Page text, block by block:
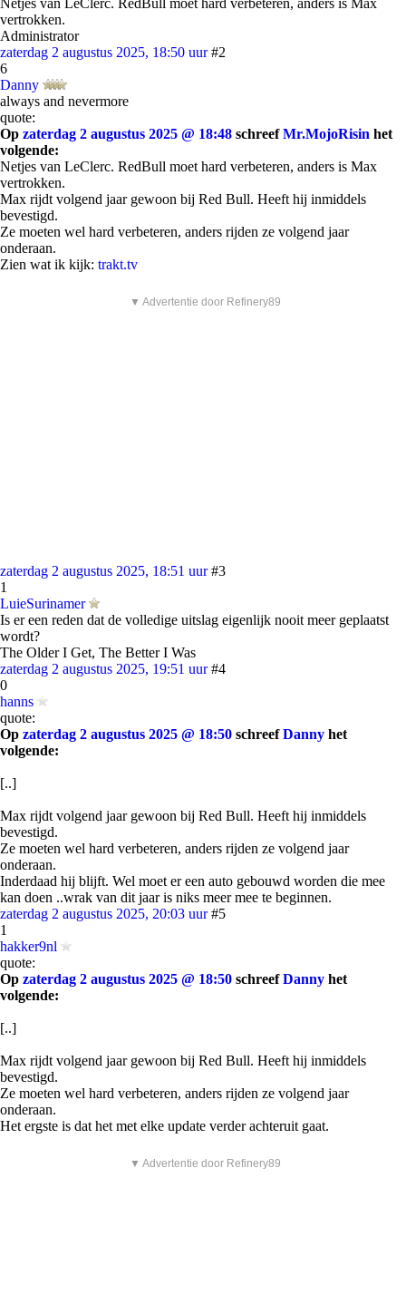
Netjes van LeClerc. RedBull moet hard verbeteren, anders is Max
vertrokken.
Administrator
zaterdag 2 augustus 2025, 18:50 uur #2
6
Danny
always and nevermore
quote:
Op zaterdag 2 augustus 2025 @ 18:48 schreefMr.MojoRisin het
volgende:
Netjes van LeClerc. RedBull moet hard verbeteren, anders is Max
vertrokken.
Max rijdt volgend jaar gewoon bij Red Bull. Heeft hij inmiddels
bevestigd.
Ze moeten wel hard verbeteren, anders rijden ze volgend jaar
onderaan.
Zien wat ik kijk: trakt.tv
▼ Advertentie door Refinery89
zaterdag 2 augustus 2025, 18:51 uur #3
1
LuieSurinamer
Is er een reden dat de volledige uitslag eigenlijk nooit meer geplaatst
wordt?
The Older I Get, The Better I Was
zaterdag 2 augustus 2025, 19:51 uur #4
0
hanns
quote:
Op zaterdag 2 augustus 2025 @ 18:50 schreefDanny het
volgende:
[..]
Max rijdt volgend jaar gewoon bij Red Bull. Heeft hij inmiddels
bevestigd.
Ze moeten wel hard verbeteren, anders rijden ze volgend jaar
onderaan.
Inderdaad hij blijft. Wel moet er een auto gebouwd worden die mee
kan doen ..wrak van dit jaar is niks meer mee te beginnen.
zaterdag 2 augustus 2025, 20:03 uur #5
1
hakker9nl
quote:
Op zaterdag 2 augustus 2025 @ 18:50 schreefDanny het
volgende:
[..]
Max rijdt volgend jaar gewoon bij Red Bull. Heeft hij inmiddels
bevestigd.
Ze moeten wel hard verbeteren, anders rijden ze volgend jaar
onderaan.
Het ergste is dat het met elke update verder achteruit gaat.
▼ Advertentie door Refinery89